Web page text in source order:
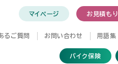
マイページ お見積もり
るご質問 お問い合わせ 用語集
バイク保険